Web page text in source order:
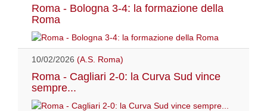
Roma - Bologna 3-4: la formazione della
Roma
10/02/2026 (A.S. Roma)
Roma - Cagliari 2-0: la Curva Sud vince
sempre...